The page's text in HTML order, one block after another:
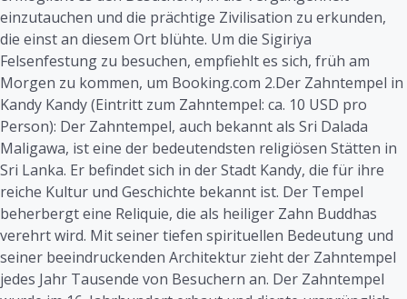
einzutauchen und die prächtige Zivilisation zu erkunden,
die einst an diesem Ort blühte. Um die Sigiriya
Felsenfestung zu besuchen, empfiehlt es sich, früh am
Morgen zu kommen, um Booking.com 2.Der Zahntempel in
Kandy Kandy (Eintritt zum Zahntempel: ca. 10 USD pro
Person): Der Zahntempel, auch bekannt als Sri Dalada
Maligawa, ist eine der bedeutendsten religiösen Stätten in
Sri Lanka. Er befindet sich in der Stadt Kandy, die für ihre
reiche Kultur und Geschichte bekannt ist. Der Tempel
beherbergt eine Reliquie, die als heiliger Zahn Buddhas
verehrt wird. Mit seiner tiefen spirituellen Bedeutung und
seiner beeindruckenden Architektur zieht der Zahntempel
jedes Jahr Tausende von Besuchern an. Der Zahntempel